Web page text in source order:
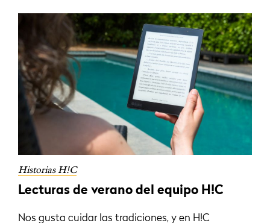
Historias H!C
Lecturas de verano del equipo H!C
Nos gusta cuidar las tradiciones, y en H!C